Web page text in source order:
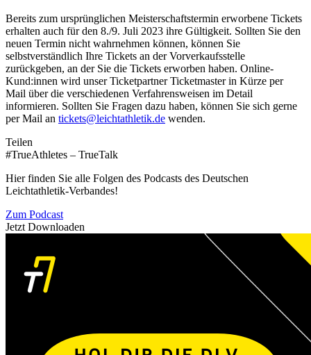
Bereits zum ursprünglichen Meisterschaftstermin erworbene Tickets
erhalten auch für den 8./9. Juli 2023 ihre Gültigkeit. Sollten Sie den
neuen Termin nicht wahrnehmen können, können Sie
selbstverständlich Ihre Tickets an der Vorverkaufsstelle
zurückgeben, an der Sie die Tickets erworben haben. Online-
Kund:innen wird unser Ticketpartner Ticketmaster in Kürze per
Mail über die verschiedenen Verfahrensweisen im Detail
informieren. Sollten Sie Fragen dazu haben, können Sie sich gerne
per Mail an tickets@leichtathletik.de wenden.
Teilen
#TrueAthletes – TrueTalk
Hier finden Sie alle Folgen des Podcasts des Deutschen
Leichtathletik-Verbandes!
Zum Podcast
Jetzt Downloaden